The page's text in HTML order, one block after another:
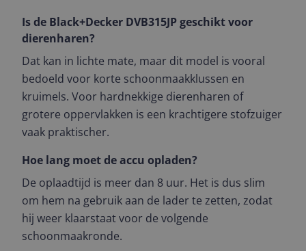
Is de Black+Decker DVB315JP geschikt voor
dierenharen?
Dat kan in lichte mate, maar dit model is vooral
bedoeld voor korte schoonmaakklussen en
kruimels. Voor hardnekkige dierenharen of
grotere oppervlakken is een krachtigere stofzuiger
vaak praktischer.
Hoe lang moet de accu opladen?
De oplaadtijd is meer dan 8 uur. Het is dus slim
om hem na gebruik aan de lader te zetten, zodat
hij weer klaarstaat voor de volgende
schoonmaakronde.